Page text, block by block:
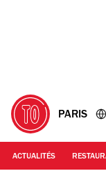
PARIS
ACTUALITÉS
© DR